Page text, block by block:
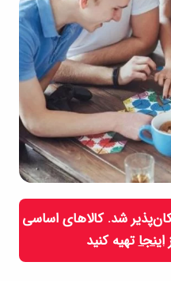
شد. کالاهای اساسی
اینجاتهیه کنید